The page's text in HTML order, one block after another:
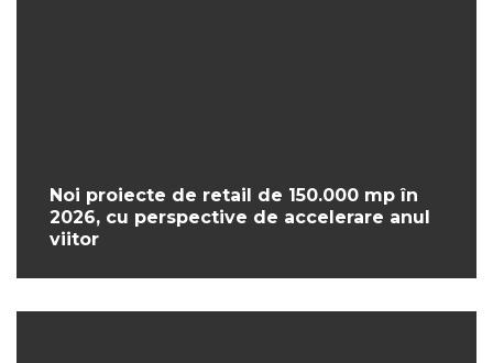
Noi proiecte de retail de 150.000 mp în
2026, cu perspective de accelerare anul
viitor